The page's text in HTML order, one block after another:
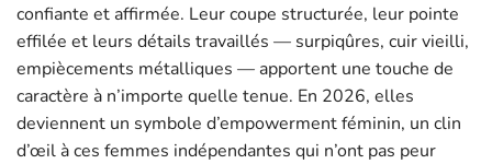
confiante et affirmée. Leur coupe structurée, leur pointe
effilée et leurs détails travaillés — surpiqûres, cuir vieilli,
empiècements métalliques — apportent une touche de
caractère à n’importe quelle tenue. En 2026, elles
deviennent un symbole d’empowerment féminin, un clin
d’œil à ces femmes indépendantes qui n’ont pas peur